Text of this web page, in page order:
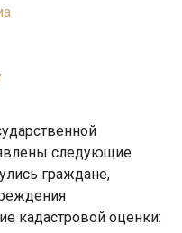
следующие
граждане,
кадастровой оценки: